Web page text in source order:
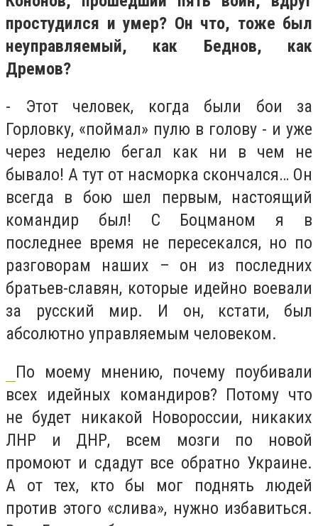
простудился и умер? Он что, тоже был
неуправляемый, как Беднов, как
Дремов?
- Этот человек, когда были бои за
Горловку, «поймал» пулю в голову - и уже
через неделю бегал как ни в чем не
бывало! А тут от насморка скончался… Он
всегда в бою шел первым, настоящий
командир был! С Боцманом я в
последнее время не пересекался, но по
разговорам наших – он из последних
братьев-славян, которые идейно воевали
за русский мир. И он, кстати, был
абсолютно управляемым человеком.
По моему мнению, почему поубивали
всех идейных командиров? Потому что
не будет никакой Новороссии, никаких
ЛНР и ДНР, всем мозги по новой
промоют и сдадут все обратно Украине.
А от тех, кто бы мог поднять людей
против этого «слива», нужно избавиться.